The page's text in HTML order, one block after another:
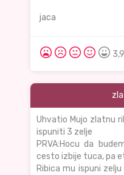
jaca
Uhvatio Mujo zlatnu
ispuniti 3 zelje
PRVA:Hocu da
cesto izbije tuca, pa
Ribica mu ispuni